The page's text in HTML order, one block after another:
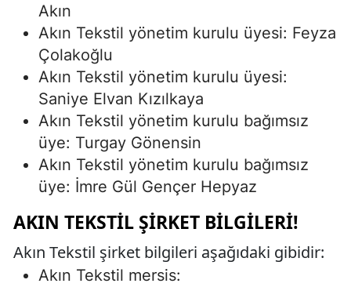
Akın
Akın Tekstil yönetim kurulu üyesi: Feyza
Çolakoğlu
Akın Tekstil yönetim kurulu üyesi:
Saniye Elvan Kızılkaya
Akın Tekstil yönetim kurulu bağımsız
üye: Turgay Gönensin
Akın Tekstil yönetim kurulu bağımsız
üye: İmre Gül Gençer Hepyaz
AKIN TEKSTIL ŞIRKET BILGILERI!
Akın Tekstil şirket bilgileri aşağıdaki gibidir:
Akın Tekstil mersis: